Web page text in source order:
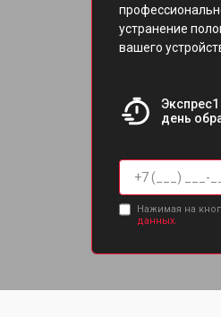
устранение
вашего
день
Нажимая на
данных.